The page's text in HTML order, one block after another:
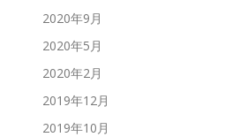
2020年9月
2020年5月
2020年2月
2019年12月
2019年10月